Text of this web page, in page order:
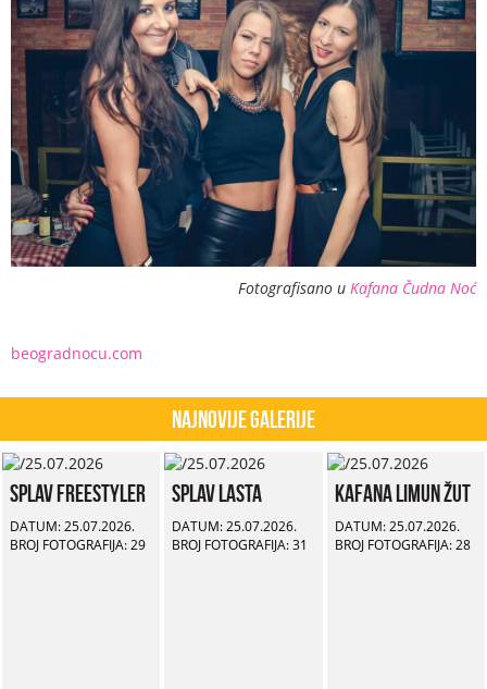
Fotografisano u Kafana Čudna Noć
beogradnocu.com
Najnovije Galerije
Splav Freestyler
DATUM: 25.07.2026.
BROJ FOTOGRAFIJA: 29
Splav Lasta
DATUM: 25.07.2026.
BROJ FOTOGRAFIJA: 31
Kafana Limun Žut
DATUM: 25.07.2026.
BROJ FOTOGRAFIJA: 28